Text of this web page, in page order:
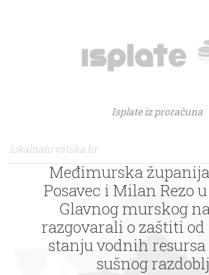
Isplate iz proračuna
lokalnahrvatska.hr
Međimurska
Posavec i Milan Rezo
Glavnog murskog
razgovarali o zaštiti od
stanju vodnih
sušnog